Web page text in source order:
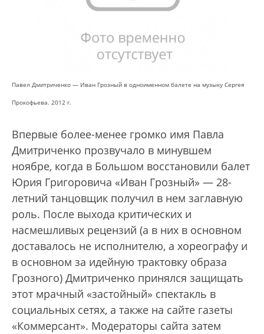
Павел Дмитриченко — Иван Грозный в одноименном балете на музыку Сергея
Прокофьева. 2012 г.
Впервые более-менее громко имя Павла
Дмитриченко прозвучало в минувшем
ноябре, когда в Большом восстановили балет
Юрия Григоровича «Иван Грозный» — 28-
летний танцовщик получил в нем заглавную
роль. После выхода критических и
насмешливых рецензий (а в них в основном
доставалось не исполнителю, а хореографу и
в основном за идейную трактовку образа
Грозного) Дмитриченко принялся защищать
этот мрачный «застойный» спектакль в
социальных сетях, а также на сайте газеты
«Коммерсант». Модераторы сайта затем